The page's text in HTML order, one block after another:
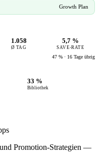
Growth Plan
1.058
Ø TAG
5,7 %
SAVE-RATE
47 % · 16 Tage übrig
33 %
Bibliothek
Promotion-Strategien —